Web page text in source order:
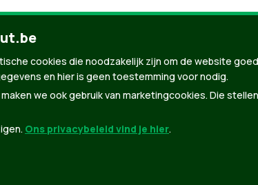
metNationBuilder| Gebouwd door
cookies die noodzakelijk zijn om de website
en hier is geen toestemming voor nodig.
we ook gebruik van marketingcookies. Die
Ons privacybeleid vind je hier.